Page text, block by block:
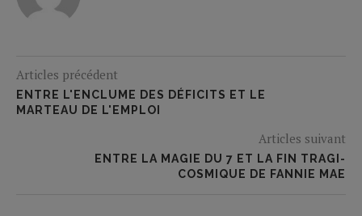
Articles précédent
ENTRE L'ENCLUME DES DÉFICITS ET LE
MARTEAU DE L'EMPLOI
Articles suivant
ENTRE LA MAGIE DU 7 ET LA FIN TRAGI-
COSMIQUE DE FANNIE MAE